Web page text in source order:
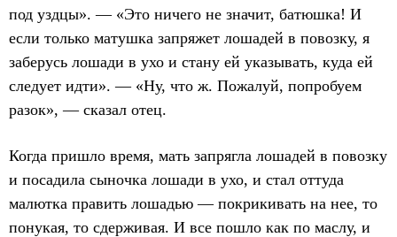
под уздцы». — «Это ничего не значит, батюшка! И
если только матушка запряжет лошадей в повозку, я
заберусь лошади в ухо и стану ей указывать, куда ей
следует идти». — «Ну, что ж. Пожалуй, попробуем
разок», — сказал отец.
Когда пришло время, мать запрягла лошадей в повозку
и посадила сыночка лошади в ухо, и стал оттуда
малютка править лошадью — покрикивать на нее, то
понукая, то сдерживая. И все пошло как по маслу, и